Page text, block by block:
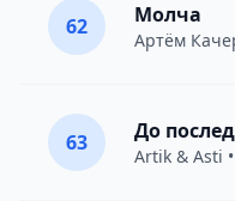
62 Молча
Артём
63 До
Artik & Asti